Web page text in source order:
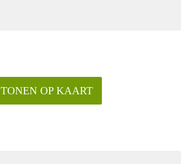
TONEN OP KAART